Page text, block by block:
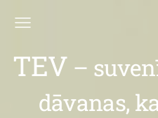
TEV –
dāvanas,